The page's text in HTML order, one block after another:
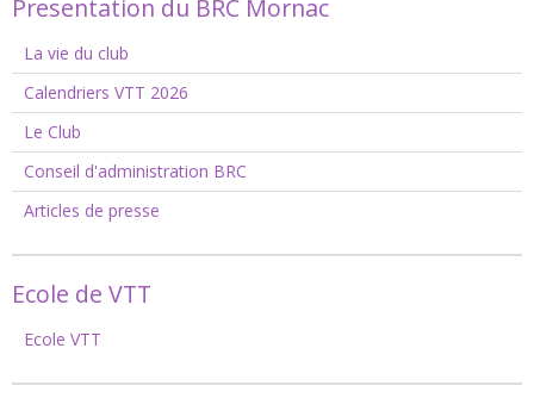
Presentation du BRC Mornac
La vie du club
Calendriers VTT 2026
Le Club
Conseil d'administration BRC
Articles de presse
Ecole de VTT
Ecole VTT